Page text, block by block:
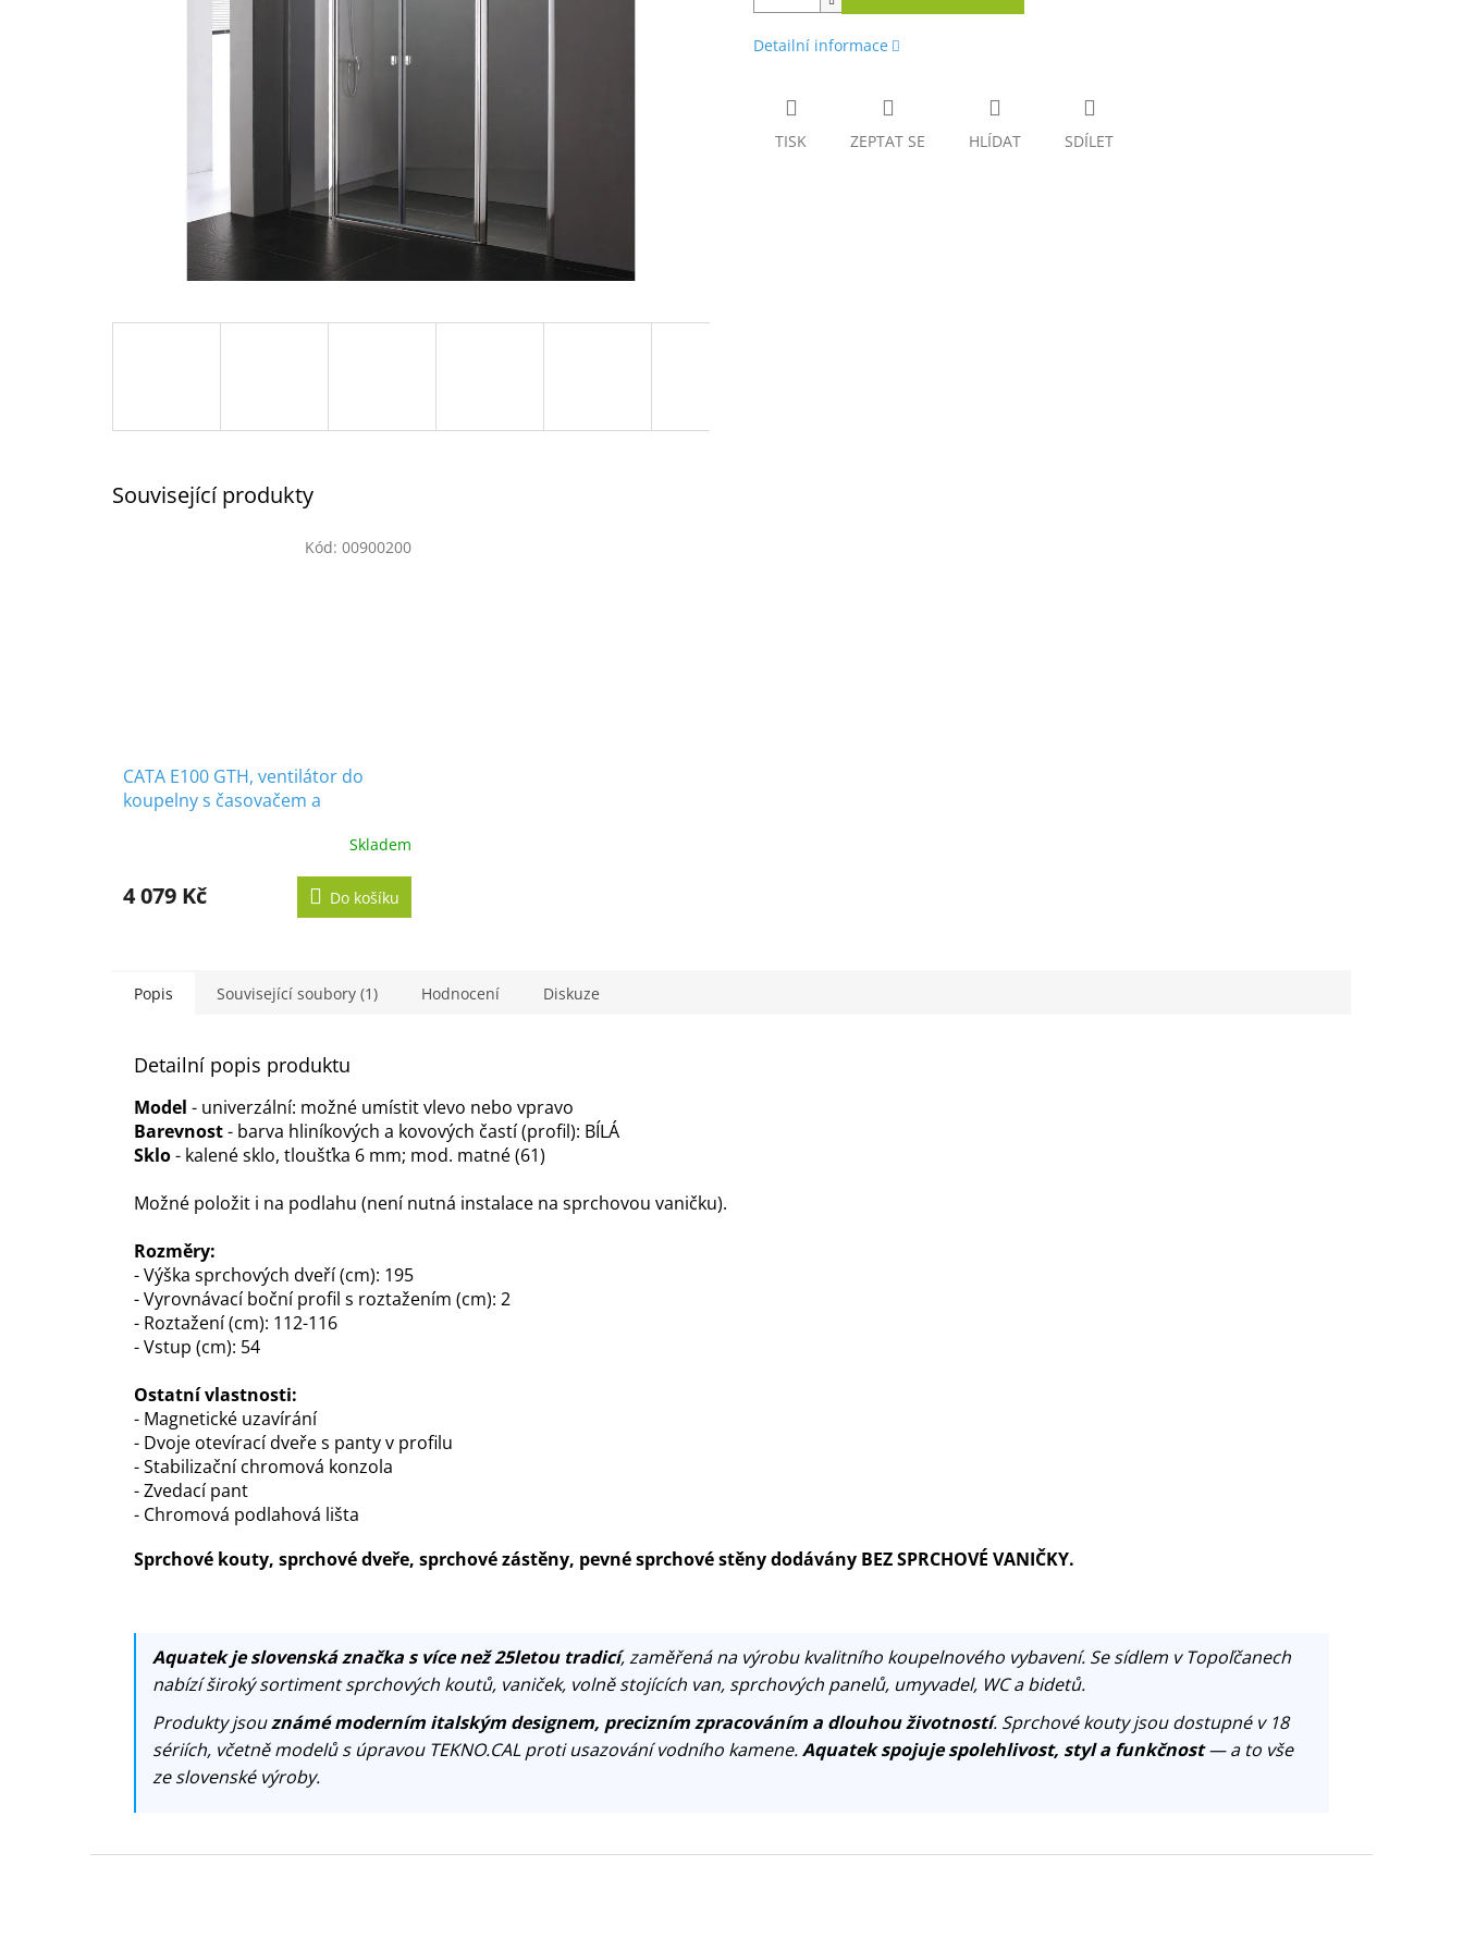
Detailní informace
TISK ZEPTAT SE HLÍDAT SDÍLET
Související produkty
CATA E100 GTH, ventilátor do
koupelny s časovačem a
produktu
je
hvězdiček.
Skladem
4 079 Kč Do košíku
Kód: 00900200
Popis Související soubory (1) Hodnocení Diskuze
Detailní popis produktu
Model - univerzální: možné umístit vlevo nebo vpravo
Barevnost- barva hliníkových a kovových častí (profil): BÍLÁ
Sklo- kalené sklo, tloušťka 6 mm; mod. matné (61)
Možné položit i na podlahu (není nutná instalace na sprchovou vaničku).
Rozměry:
- Výška sprchových dveří (cm): 195
- Vyrovnávací boční profil s roztažením (cm): 2
- Roztažení (cm): 112-116
- Vstup (cm): 54
Ostatní vlastnosti:
- Magnetické uzavírání
- Dvoje otevírací dveře s panty v profilu
- Stabilizační chromová konzola
- Zvedací pant
- Chromová podlahová lišta
Sprchové kouty, sprchové dveře, sprchové zástěny, pevné sprchové stěny dodávány BEZ SPRCHOVÉ VANIČKY.
Aquatek je slovenská značka s více než 25letou tradicí, zaměřená na výrobu kvalitního koupelnového vybavení. Se sídlem v Topoľčanech
nabízí široký sortiment sprchových koutů, vaniček, volně stojících van, sprchových panelů, umyvadel, WC a bidetů.
Produkty jsouznámé moderním italským designem, precizním zpracováním a dlouhou životností. Sprchové kouty jsou dostupné v 18
sériích, včetně modelů s úpravou TEKNO.CAL proti usazování vodního kamene.Aquatek spojuje spolehlivost, styl a funkčnost— a to vše
ze slovenské výroby.